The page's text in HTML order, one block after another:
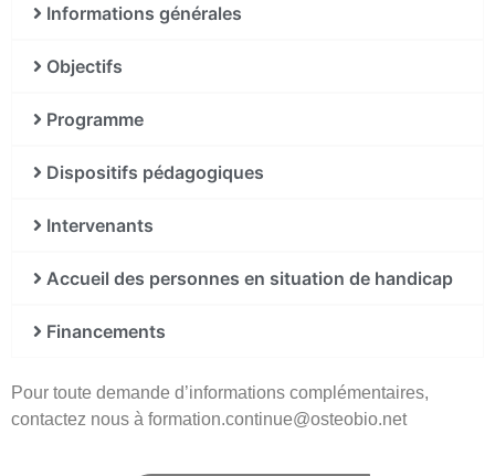
Informations générales
Objectifs
Programme
Dispositifs pédagogiques
Intervenants
Accueil des personnes en situation de handicap
Financements
Pour toute demande d’informations complémentaires,
contactez nous à formation.continue@osteobio.net